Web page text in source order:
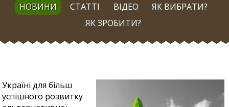
НОВИНИ СТАТТІ ВІДЕО
ЯК ВИБРАТИ?
ЯК ЗРОБИТИ?
Україні для більш
успішного розвитку